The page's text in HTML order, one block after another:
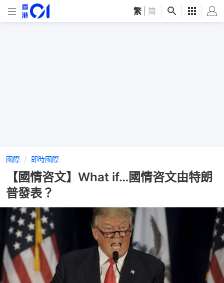
繁 简
國際 即時國際
【國情咨文】What if…國情咨文由特朗
普發表？